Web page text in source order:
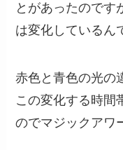
とがあったのです
は変化しているん
赤色と青色の光の
この変化する時間
のでマジックアワ